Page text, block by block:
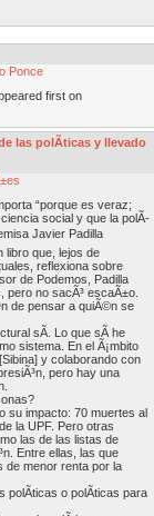
Ponce
first on
las polÃ­ticas y llevado
“porque es veraz;
social y que la polÃ­
Javier Padilla
libro que, lejos de
reflexiona sobre
de Podemos, Padilla
pero no sacÃ³ escaÃ±o.
de pensar a quiÃ©n se
sÃ­. Lo que sÃ­ he
sistema. En el Ã¡mbito
y colaborando con
pero hay una
su impacto: 70 muertes al
la UPF. Pero otras
las de las listas de
Entre ellas, las que
de menor renta por la
polÃ­ticas o polÃ­ticas para